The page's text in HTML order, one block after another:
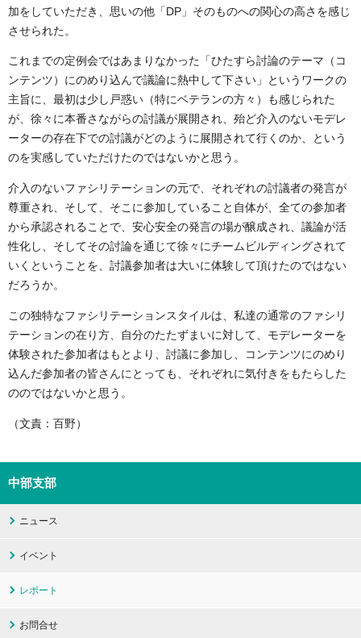
加をしていただき、思いの他「DP」そのものへの関心の高さを感じ
させられた。
これまでの定例会ではあまりなかった「ひたすら討論のテーマ（コ
ンテンツ）にのめり込んで議論に熱中して下さい」というワークの
主旨に、最初は少し戸惑い（特にベテランの方々）も感じられた
が、徐々に本番さながらの討議が展開され、殆ど介入のないモデレ
ーターの存在下での討議がどのように展開されて行くのか、という
のを実感していただけたのではないかと思う。
介入のないファシリテーションの元で、それぞれの討議者の発言が
尊重され、そして、そこに参加していること自体が、全ての参加者
から承認されることで、安心安全の発言の場が醸成され、議論が活
性化し、そしてその討論を通じて徐々にチームビルディングされて
いくということを、討議参加者は大いに体験して頂けたのではない
だろうか。
この独特なファシリテーションスタイルは、私達の通常のファシリ
テーションの在り方、自分のたたずまいに対して、モデレーターを
体験された参加者はもとより、討議に参加し、コンテンツにのめり
込んだ参加者の皆さんにとっても、それぞれに気付きをもたらした
ののではないかと思う。
（文責：百野）
中部支部
ニュース
イベント
レポート
お問合せ